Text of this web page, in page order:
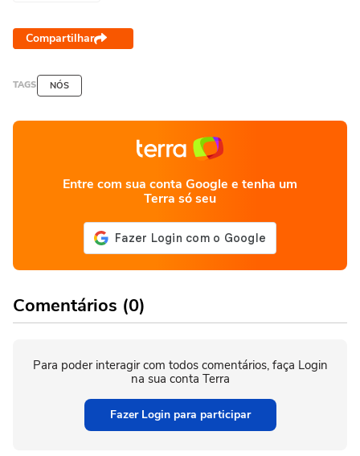
Compartilhar
TAGS NÓS
Entre com sua conta Google e tenha um
Terra só seu
Comentários (0)
Para poder interagir com todos comentários, faça Login
na sua conta Terra
Fazer Login para participar